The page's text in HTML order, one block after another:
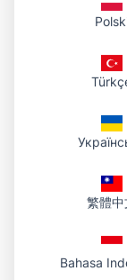
tiedosto).
tiukat
繁體中
Bahasa